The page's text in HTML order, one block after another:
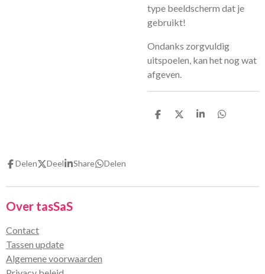
type beeldscherm dat je
gebruikt!
Ondanks zorgvuldig
uitspoelen, kan het nog wat
afgeven.
D
D
S
D
Delen Deel Share Delen
Over tasSaS
Contact
Tassen update
Algemene voorwaarden